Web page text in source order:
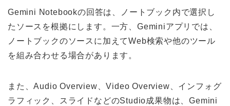
Gemini Notebookの回答は、ノートブック内で選択し
たソースを根拠にします。一方、Geminiアプリでは、
ノートブックのソースに加えてWeb検索や他のツール
を組み合わせる場合があります。
また、Audio Overview、Video Overview、インフォグ
ラフィック、スライドなどのStudio成果物は、Gemini